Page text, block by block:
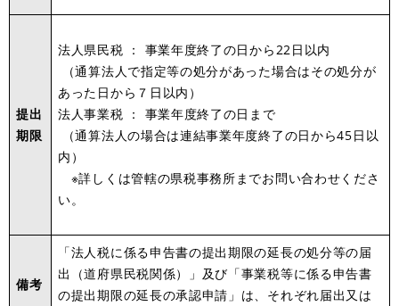
提出
期限
法人県民税 ： 事業年度終了の日から22日以内
（通算法人で指定等の処分があった場合はその処分が
あった日から７日以内）
法人事業税 ： 事業年度終了の日まで
（通算法人の場合は連結事業年度終了の日から45日以
内）
※詳しくは管轄の県税事務所までお問い合わせくださ
い。
備考
「法人税に係る申告書の提出期限の延長の処分等の届
出（道府県民税関係）」及び「事業税等に係る申告書
の提出期限の延長の承認申請」は、それぞれ届出又は